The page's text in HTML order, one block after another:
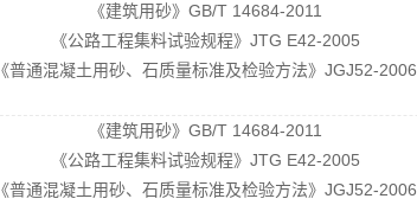
《建筑用砂》GB/T 14684-2011
《公路工程集料试验规程》JTG E42-2005
《普通混凝土用砂、石质量标准及检验方法》JGJ52-2006
《建筑用砂》GB/T 14684-2011
《公路工程集料试验规程》JTG E42-2005
《普通混凝土用砂、石质量标准及检验方法》JGJ52-2006